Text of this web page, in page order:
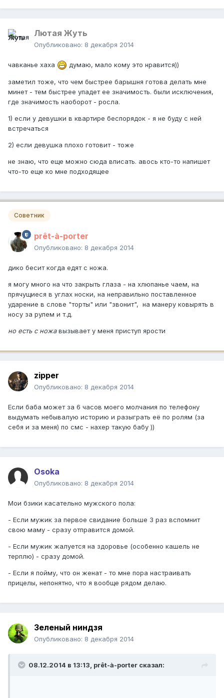
Лютая Жуть
Опубликовано: 8 декабря 2014
чавканье хаха думаю, мало кому это нравится))
заметил тоже, что чем быстрее барышня готова делать мне
минет - тем быстрее упадет ее значимость. были исключения,
где значимость наоборот - росла.
1) если у девушки в квартире беспорядок - я не буду с ней
встречаться
2) если девушка плохо готовит - тоже
не знаю, что еще можно сюда вписать. авось кто-то напишет
что-то еще ко мне подходящее
Советник
prêt-à-porter
Опубликовано: 8 декабря 2014
дико бесит когда едят с ножа.
я могу много на что закрыть глаза - на хлюпанье чаем, на
прячущиеся в углах носки, на неправильно поставленное
ударение в слове "торты" или "звонит", на манеру ковырять в
носу за рулем и т.д.
но есть с ножавызывает у меня приступ ярости
zipper
Опубликовано: 8 декабря 2014
Если баба может за 6 часов моего молчания по телефону
выдумать небывалую историю и разыграть её по ролям (за
себя и за меня) по смс - нахер такую бабу ))
Osoka
Опубликовано: 8 декабря 2014
Мои бзики касательно мужского пола:
- Если мужик за первое свидание больше 3 раз вспомнит
свою маму - сразу отправится домой.
- Если мужик жалуется на здоровье (особенно кашель не
терплю) - сразу домой.
- Если я пойму, что он женат - то мне пора настраивать
прицелы, непонятно, что я вообще рядом делаю.
Зеленый ниндзя
Опубликовано: 8 декабря 2014
08.12.2014 в 13:13, prêt-à-porter сказал: